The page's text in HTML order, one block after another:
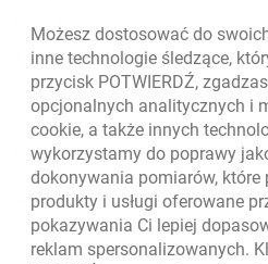
Oceń nas otwiera się w
Złóż wniosek przez internet
Skontaktuj się ze Specjalistą
O banku
Możesz dostosować do
inne technologie śledzące,
przycisk POTWIERDŹ,
opcjonalnych analitycznych i
cookie, a także innych
wykorzystamy do poprawy
dokonywania pomiarów,
produkty i usługi oferowane
pokazywania Ci lepiej
reklam spersonalizowanych.